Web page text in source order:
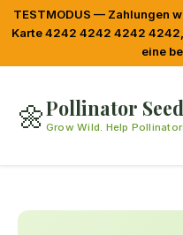
TESTMODUS — Zahlungen
Karte 4242 4242 4242
eine
🌼Pollinator
Grow Wild. Help